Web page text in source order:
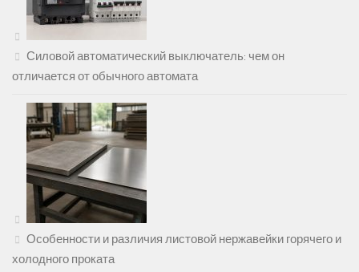
Силовой автоматический выключатель: чем он
отличается от обычного автомата
Особенности и различия листовой нержавейки горячего и
холодного проката